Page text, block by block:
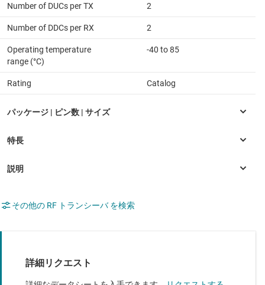
Number of DUCs per TX 2
Number of DDCs per RX 2
Operating temperature
range (°C)
-40 to 85
Rating Catalog
その他の RF トランシーバ を検索
詳細リクエスト